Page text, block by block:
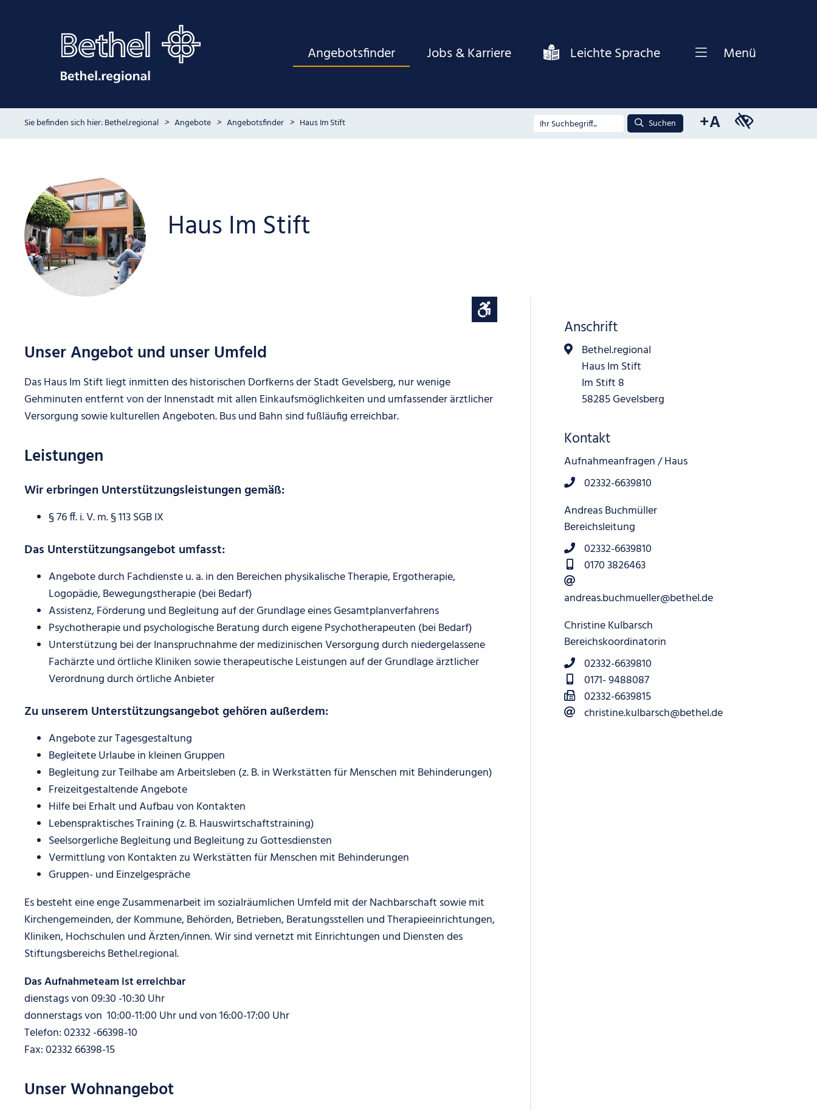
Angebotsfinder Jobs & Karriere Leichte Sprache Menü
Bethel.regional Angebote Angebotsfinder Haus Im Stift Suchen +A
Haus Im Stift
Unser Angebot und unser Umfeld
Das Haus Im Stift liegt inmitten des historischen Dorfkerns der Stadt Gevelsberg, nur wenige
Gehminuten entfernt von der Innenstadt mit allen Einkaufsmöglichkeiten und umfassender ärztlicher
Versorgung sowie kulturellen Angeboten. Bus und Bahn sind fußläufig erreichbar.
Leistungen
Wir erbringen Unterstützungsleistungen gemäß:
§ 76 ff. i. V. m. § 113 SGB IX
Das Unterstützungsangebot umfasst:
Angebote durch Fachdienste u. a. in den Bereichen physikalische Therapie, Ergotherapie,
Logopädie, Bewegungstherapie (bei Bedarf)
Assistenz, Förderung und Begleitung auf der Grundlage eines Gesamtplanverfahrens
Psychotherapie und psychologische Beratung durch eigene Psychotherapeuten (bei Bedarf)
Unterstützung bei der Inanspruchnahme der medizinischen Versorgung durch niedergelassene
Fachärzte und örtliche Kliniken sowie therapeutische Leistungen auf der Grundlage ärztlicher
Verordnung durch örtliche Anbieter
Zu unserem Unterstützungsangebot gehören außerdem:
Angebote zur Tagesgestaltung
Begleitete Urlaube in kleinen Gruppen
Begleitung zur Teilhabe am Arbeitsleben (z. B. in Werkstätten für Menschen mit Behinderungen)
Freizeitgestaltende Angebote
Hilfe bei Erhalt und Aufbau von Kontakten
Lebenspraktisches Training (z. B. Hauswirtschaftstraining)
Seelsorgerliche Begleitung und Begleitung zu Gottesdiensten
Vermittlung von Kontakten zu Werkstätten für Menschen mit Behinderungen
Gruppen- und Einzelgespräche
Es besteht eine enge Zusammenarbeit im sozialräumlichen Umfeld mit der Nachbarschaft sowie mit
Kirchengemeinden, der Kommune, Behörden, Betrieben, Beratungsstellen und Therapieeinrichtungen,
Kliniken, Hochschulen und Ärzten/innen. Wir sind vernetzt mit Einrichtungen und Diensten des
Stiftungsbereichs Bethel.regional.
Das Aufnahmeteam ist erreichbar
dienstags von 09:30 -10:30 Uhr
donnerstags von 10:00-11:00 Uhr und von 16:00-17:00 Uhr
Telefon: 02332 -66398-10
Fax: 02332 66398-15
Unser Wohnangebot
Anschrift
Bethel.regional
Haus Im Stift
Im Stift 8
58285 Gevelsberg
Kontakt
Aufnahmeanfragen / Haus
02332-6639810
Andreas Buchmüller
Bereichsleitung
02332-6639810
0170 3826463
andreas.buchmueller@bethel.de
Christine Kulbarsch
Bereichskoordinatorin
02332-6639810
0171- 9488087
02332-6639815
christine.kulbarsch@bethel.de